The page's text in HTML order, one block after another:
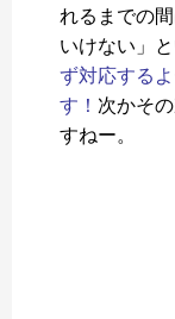
れるまでの
いけない」
ず対応する
す！ 次かそ
すねー。